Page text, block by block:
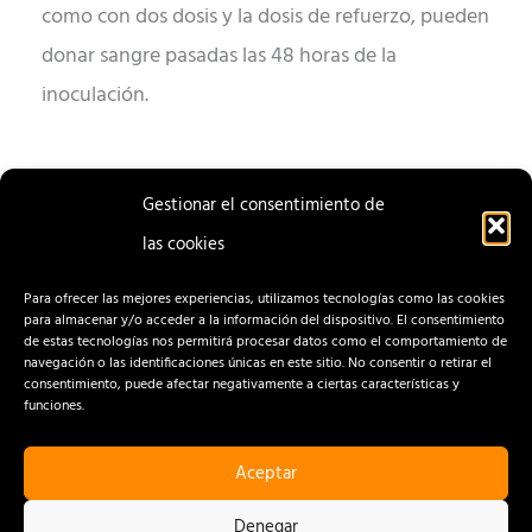
Gestionar el consentimiento de
las cookies
Para ofrecer las mejores experiencias, utilizamos tecnologías como las cookies
para almacenar y/o acceder a la información del dispositivo. El consentimiento
de estas tecnologías nos permitirá procesar datos como el comportamiento de
navegación o las identificaciones únicas en este sitio. No consentir o retirar el
consentimiento, puede afectar negativamente a ciertas características y
funciones.
Aceptar
como con dos dosis y la dosis de refuerzo, pueden
donar sangre pasadas las 48 horas de la
inoculación.
ENTRADA
CONTACTO
AVISO LEGAL